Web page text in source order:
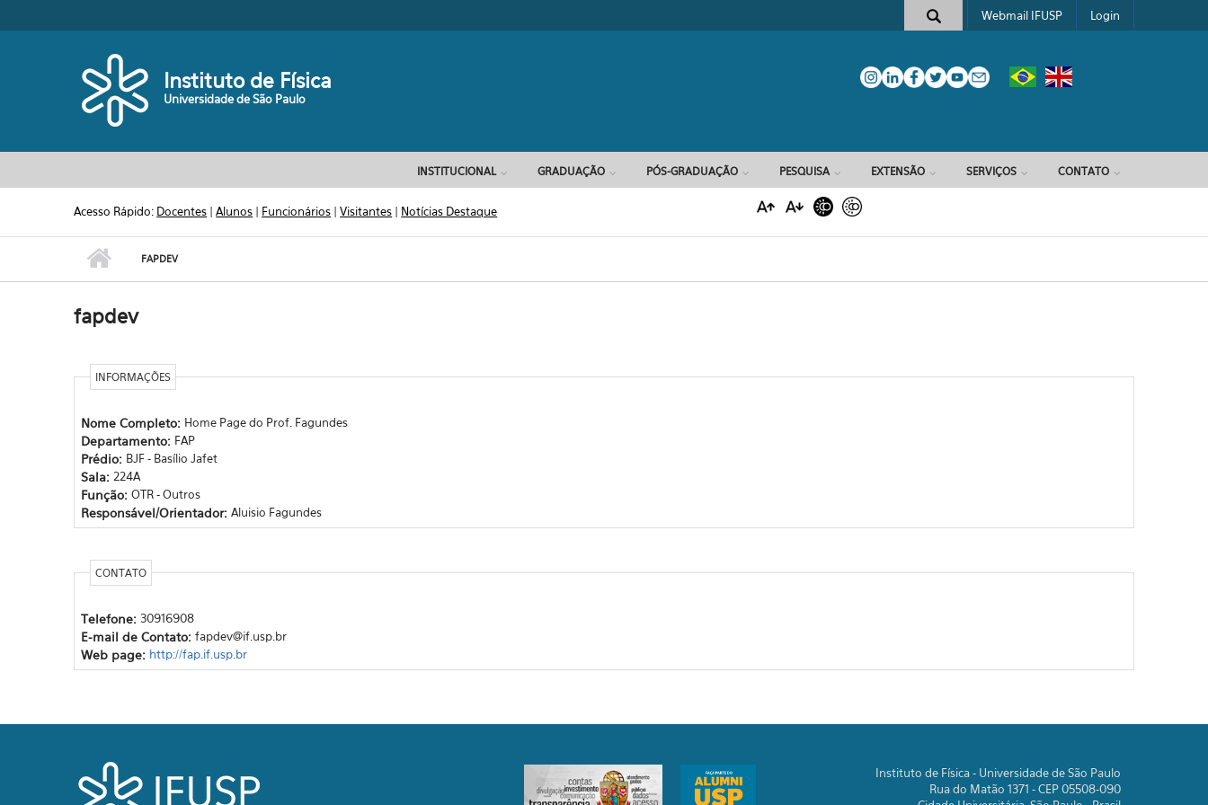
Formulário de busca
Webmail IFUSP Login
Instituto de Física
Universidade de São Paulo
INSTITUCIONAL GRADUAÇÃO PÓS-GRADUAÇÃO PESQUISA EXTENSÃO SERVIÇOS CONTATO
Acesso Rápido: Docentes |Alunos | Funcionários |Visitantes | Notícias Destaque
FAPDEV
fapdev
INFORMAÇÕES
Nome Completo: Home Page do Prof. Fagundes
Departamento: FAP
Prédio: BJF - Basílio Jafet
Sala: 224A
Função: OTR - Outros
Responsável/Orientador: Aluisio Fagundes
CONTATO
Telefone: 30916908
E-mail de Contato: fapdev@if.usp.br
Web page: http://fap.if.usp.br
Instituto de Física - Universidade de São Paulo
Rua do Matão 1371 - CEP 05508-090